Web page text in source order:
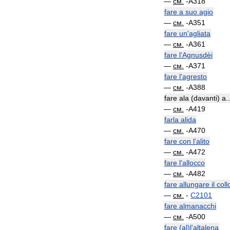
fare a suo agio
— см -A351
fare un'agliata
— см -A361
fare l'Agnusdèi
— см -A371
fare l'agresto
— см -A388
fare ala (davanti) a
— см -A419
farla alida
— см -A470
fare con l'alito
— см -A472
fare l'allocco
— см -A482
fare allungare il
— см - C2101
fare almanacchi
— см -A500
fare (al)l'altalena